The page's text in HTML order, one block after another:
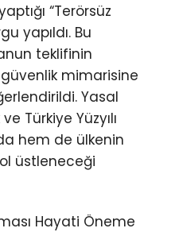
“Terörsüz
yapıldı. Bu
teklifinin
mimarisine
Yasal
Türkiye Yüzyılı
hem de ülkenin
üstleneceği
Hayati Öneme